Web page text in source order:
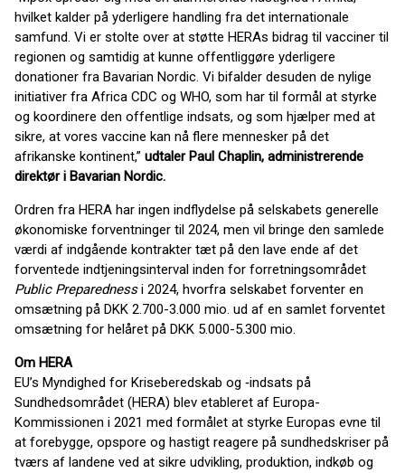
hvilket kalder på yderligere handling fra det internationale
samfund. Vi er stolte over at støtte HERAs bidrag til vacciner til
regionen og samtidig at kunne offentliggøre yderligere
donationer fra Bavarian Nordic. Vi bifalder desuden de nylige
initiativer fra Africa CDC og WHO, som har til formål at styrke
og koordinere den offentlige indsats, og som hjælper med at
sikre, at vores vaccine kan nå flere mennesker på det
afrikanske kontinent,” udtaler Paul Chaplin, administrerende
direktør i Bavarian Nordic.
Ordren fra HERA har ingen indflydelse på selskabets generelle
økonomiske forventninger til 2024, men vil bringe den samlede
værdi af indgående kontrakter tæt på den lave ende af det
forventede indtjeningsinterval inden for forretningsområdet
Public Preparednessi 2024, hvorfra selskabet forventer en
omsætning på DKK 2.700-3.000 mio. ud af en samlet forventet
omsætning for helåret på DKK 5.000-5.300 mio.
Om HERA
EU’s Myndighed for Kriseberedskab og ‑indsats på
Sundhedsområdet (HERA) blev etableret af Europa-
Kommissionen i 2021 med formålet at styrke Europas evne til
at forebygge, opspore og hastigt reagere på sundhedskriser på
tværs af landene ved at sikre udvikling, produktion, indkøb og